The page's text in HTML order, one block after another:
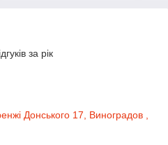
за рік
Донського 17, Виноградов ,